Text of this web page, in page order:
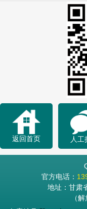
返回首页 人工
官方电话：
地址：甘肃
（